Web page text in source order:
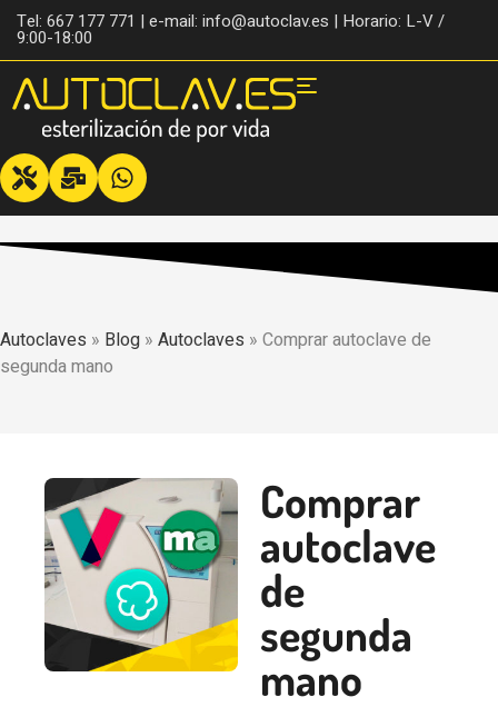
Tel: 667 177 771 | e-mail: info@autoclav.es | Horario: L-V /
9:00-18:00
Autoclaves » Blog » Autoclaves » Comprar autoclave de
segunda mano
Comprar
autoclave
de
segunda
mano